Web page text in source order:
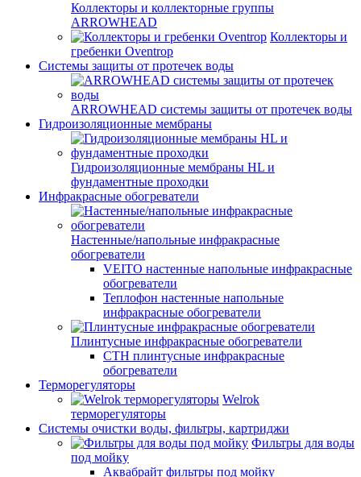
Коллекторы и коллекторные группы
ARROWHEAD
Коллекторы и
гребенки Oventrop
Системы защиты от протечек воды
ARROWHEAD системы защиты от протечек воды
Гидроизоляционные мембраны
Гидроизоляционные мембраны HL и
фундаментные проходки
Инфракрасные обогреватели
Настенные/напольные инфракрасные
обогреватели
VEITO настенные напольные инфракрасные
обогреватели
Теплофон настенные напольные
инфракрасные обогреватели
Плинтусные инфракрасные обогреватели
СТН плинтусные инфракрасные
обогреватели
Терморегуляторы
Welrok
терморегуляторы
Системы очистки воды, фильтры, картриджи
Фильтры для воды
под мойку
Аквабрайт фильтры под мойку